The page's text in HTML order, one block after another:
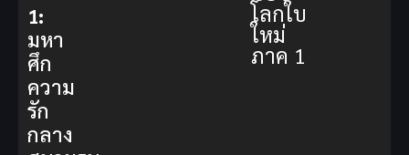
โลกใบ
ใหม่
ภาค 1
1:
มหา
ศึก
ความ
รัก
กลาง